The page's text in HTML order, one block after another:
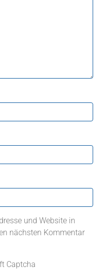
und Website in
nächsten Kommentar
Captcha